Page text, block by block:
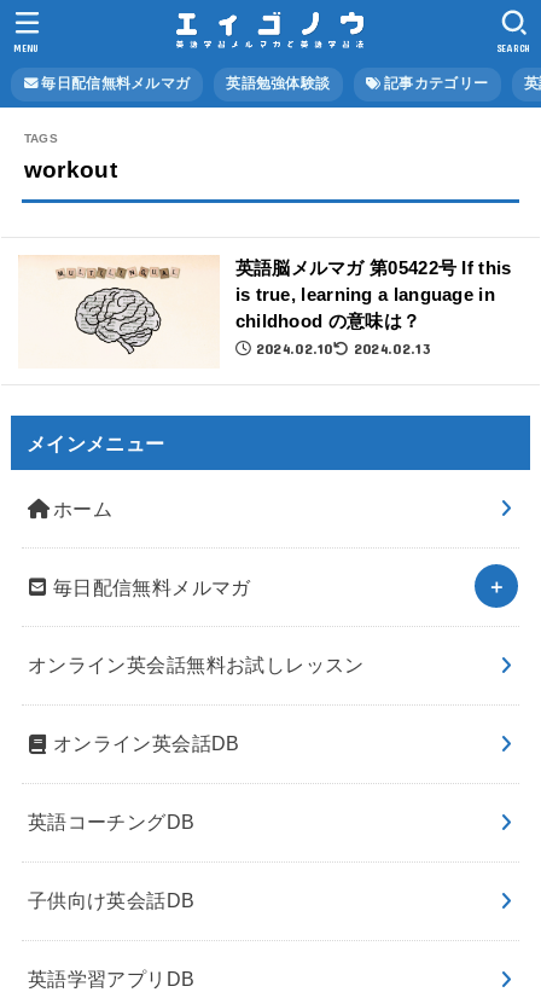
毎日配信無料メルマガ 英語勉強体験談 記事カテゴリー
SEARCH
MENU
workout
英語脳メルマガ 第05422号 If this
is true, learning a language in
childhood の意味は？
2024.02.10 2024.02.13
メインメニュー
ホーム
毎日配信無料メルマガ
オンライン英会話無料お試しレッスン
オンライン英会話DB
英語コーチングDB
子供向け英会話DB
英語学習アプリDB